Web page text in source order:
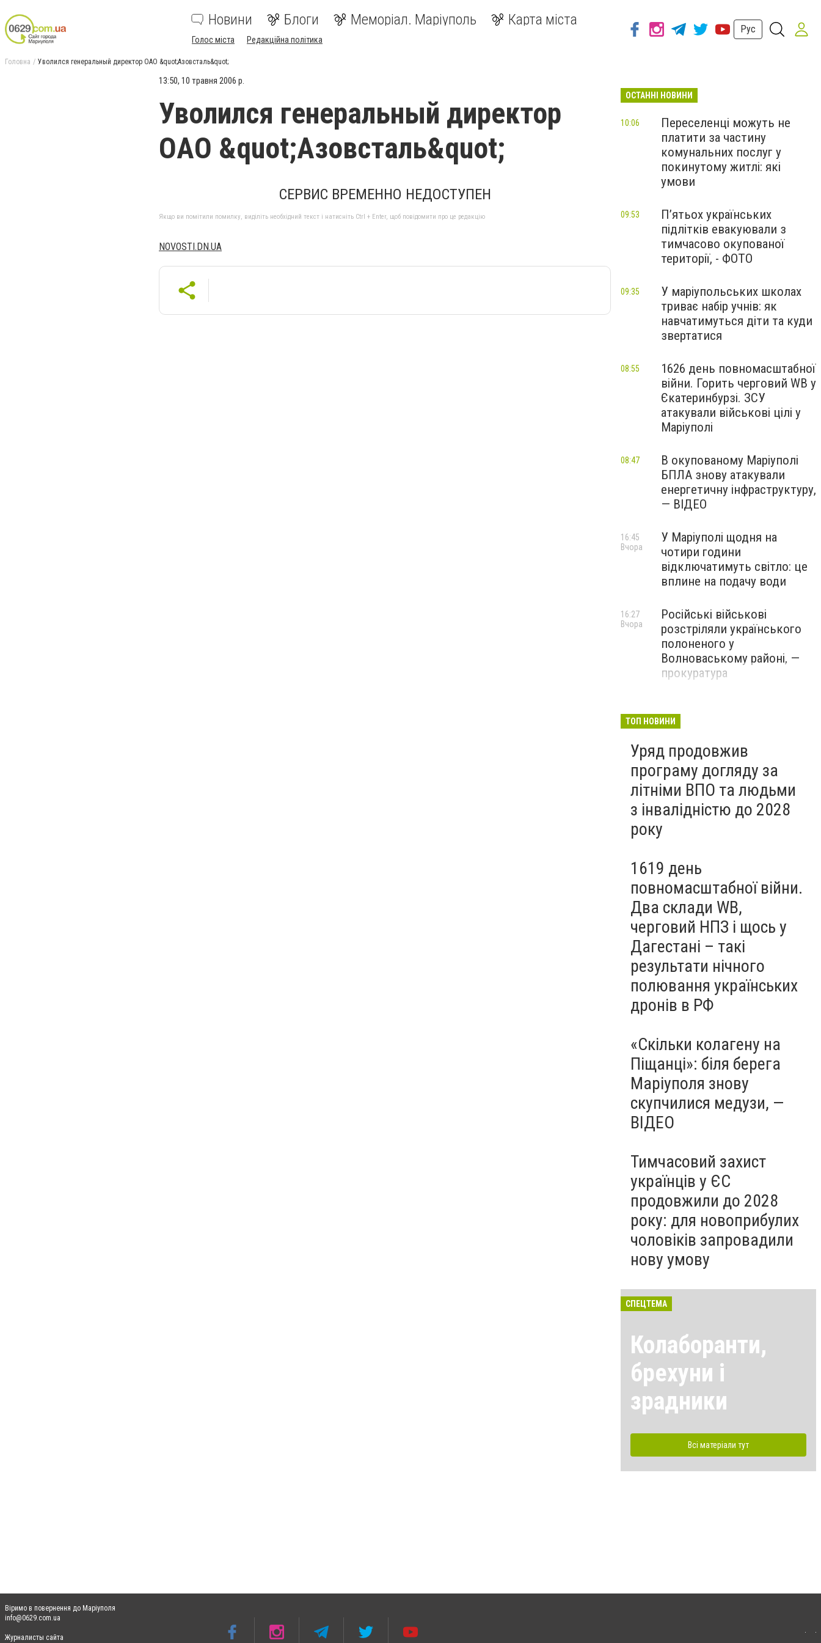
Новини Блоги Меморіал. Маріуполь Карта міста
Голос міста Редакційна політика
Рус
Головна Уволился генеральный директор ОАО &quot;Азовсталь&quot;
13:50, 10 травня 2006 р.
Уволился генеральный директор
ОАО &quot;Азовсталь&quot;
СЕРВИС ВРЕМЕННО НЕДОСТУПЕН
Якщо ви помітили помилку, виділіть необхідний текст і натисніть Ctrl + Enter, щоб повідомити про це редакцію
NOVOSTI.DN.UA
ОСТАННІ НОВИНИ
Переселенці можуть не
платити за частину
комунальних послуг у
покинутому житлі: які
умови
10:06
П’ятьох українських
підлітків евакуювали з
тимчасово окупованої
території, - ФОТО
09:53
У маріупольських школах
триває набір учнів: як
навчатимуться діти та куди
звертатися
09:35
1626 день повномасштабної
війни. Горить черговий WB у
Єкатеринбурзі. ЗСУ
атакували військові цілі у
Маріуполі
08:55
В окупованому Маріуполі
БПЛА знову атакували
енергетичну інфраструктуру,
— ВІДЕО
08:47
У Маріуполі щодня на
чотири години
відключатимуть світло: це
вплине на подачу води
16:45
Вчора
Російські військові
розстріляли українського
полоненого у
Волноваському районі, —
прокуратура
16:27
Вчора
адміністрація оскаржує
судами право власності на
житло
Вчора
ТОП НОВИНИ
Уряд продовжив
програму догляду за
літніми ВПО та людьми
з інвалідністю до 2028
року
1619 день
повномасштабної війни.
Два склади WB,
черговий НПЗ і щось у
Дагестані – такі
результати нічного
полювання українських
дронів в РФ
«Скільки колагену на
Піщанці»: біля берега
Маріуполя знову
скупчилися медузи, —
ВІДЕО
Тимчасовий захист
українців у ЄС
продовжили до 2028
року: для новоприбулих
чоловіків запровадили
нову умову
СПЕЦТЕМА
Колаборанти,
брехуни і
зрадники
Всі матеріали тут
Віримо в повернення до Маріуполя
info@0629.com.ua
Журналисты сайта